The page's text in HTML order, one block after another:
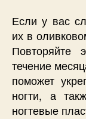
Если у вас
их в
Повторяйте
течение
поможет
ногти, а
ногтевые